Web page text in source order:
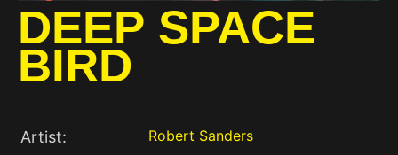
DEEP SPACE
BIRD
Artist: Robert Sanders